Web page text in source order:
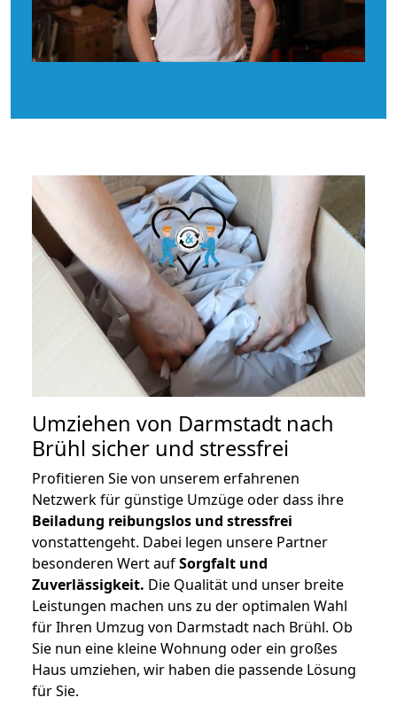
Umziehen von Darmstadt nach
Brühl sicher und stressfrei
Profitieren Sie von unserem erfahrenen
Netzwerk für günstige Umzüge oder dass ihre
Beiladung reibungslos und stressfrei
vonstattengeht. Dabei legen unsere Partner
besonderen Wert aufSorgfalt und
Zuverlässigkeit. Die Qualität und unser breite
Leistungen machen uns zu der optimalen Wahl
für Ihren Umzug von Darmstadt nach Brühl. Ob
Sie nun eine kleine Wohnung oder ein großes
Haus umziehen, wir haben die passende Lösung
für Sie.